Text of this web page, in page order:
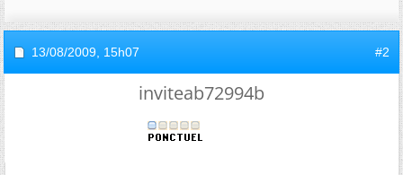
13/08/2009, 15h07 #2
inviteab72994b